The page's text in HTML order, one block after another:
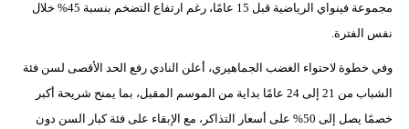
مجموعة فينواي الرياضية قبل 15 عامًا، رغم ارتفاع التضخم بنسبة 45% خلال
نفس الفترة.
وفي خطوة لاحتواء الغضب الجماهيري، أعلن النادي رفع الحد الأقصى لسن فئة
الشباب من 21 إلى 24 عامًا بداية من الموسم المقبل، بما يمنح شريحة أكبر
خصمًا يصل إلى 50% على أسعار التذاكر، مع الإبقاء على فئة كبار السن دون